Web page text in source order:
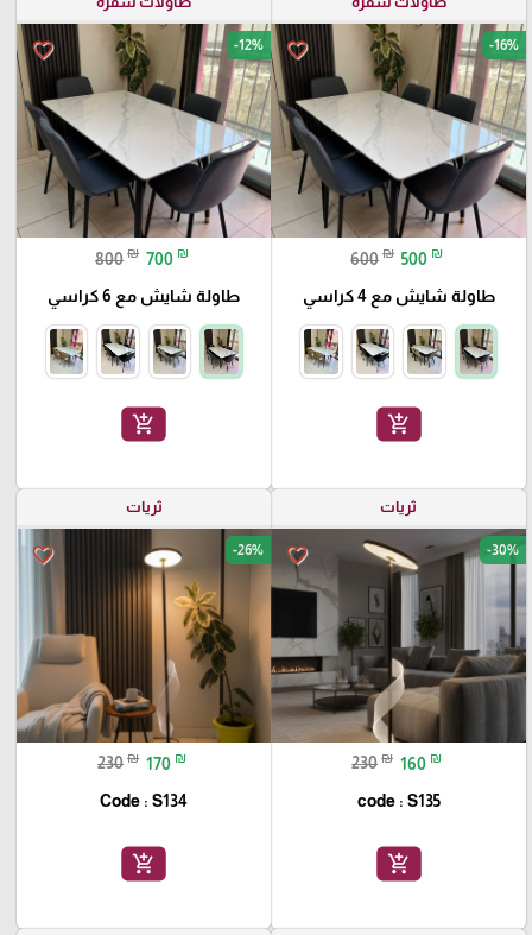
favorite_border -16%
600 ₪ 500 ₪
طاولة شايش مع 4 كراسي
add_shopping_cart
favorite_border -12%
800 ₪ 700 ₪
طاولة شايش مع 6 كراسي
add_shopping_cart
ثريات
favorite_border -30%
230 ₪ 160 ₪
code : S135
add_shopping_cart
ثريات
favorite_border -26%
230 ₪ 170 ₪
Code : S134
add_shopping_cart